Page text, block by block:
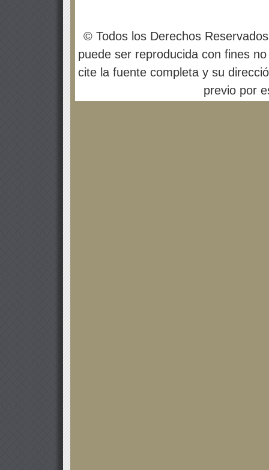
© Todos los Derechos
puede ser reproducida con fines
cite la fuente completa y su
previo por